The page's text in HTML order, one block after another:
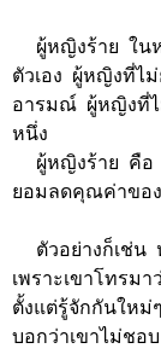
ผู้หญิงร้าย ในห
ตัวเอง ผู้หญิงที่ไ
อารมณ์ ผู้หญิงที่ไ
หนึ่ง
ผู้หญิงร้าย คือ
ยอมลดคุณค่าขอ
ตัวอย่างก็เช่น
เพราะเขาโทรม
ตั้งแต่รู้จักกันใหม่
บอกว่าเขาไม่ชอบ